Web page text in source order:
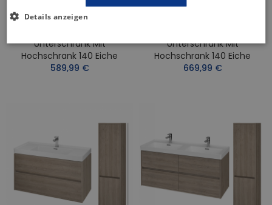
Badmöbel Set CREAZ 60
Unterschrank Mit
Hochschrank 140 Eiche
589,99 €
Unterschrank Mit
Hochschrank 140 Eiche
669,99 €
Details anzeigen